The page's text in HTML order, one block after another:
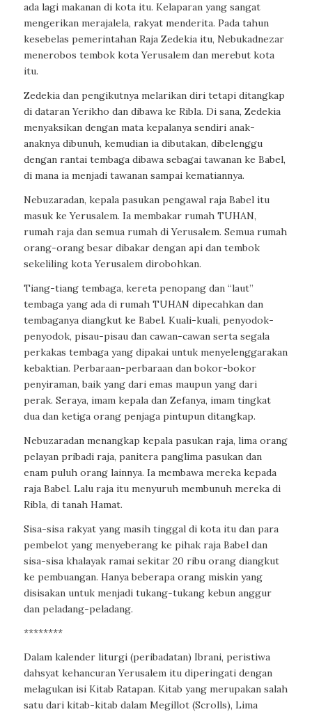
ada lagi makanan di kota itu. Kelaparan yang sangat
mengerikan merajalela, rakyat menderita. Pada tahun
kesebelas pemerintahan Raja Zedekia itu, Nebukadnezar
menerobos tembok kota Yerusalem dan merebut kota
itu.
Zedekia dan pengikutnya melarikan diri tetapi ditangkap
di dataran Yerikho dan dibawa ke Ribla. Di sana, Zedekia
menyaksikan dengan mata kepalanya sendiri anak-
anaknya dibunuh, kemudian ia dibutakan, dibelenggu
dengan rantai tembaga dibawa sebagai tawanan ke Babel,
di mana ia menjadi tawanan sampai kematiannya.
Nebuzaradan, kepala pasukan pengawal raja Babel itu
masuk ke Yerusalem. Ia membakar rumah TUHAN,
rumah raja dan semua rumah di Yerusalem. Semua rumah
orang-orang besar dibakar dengan api dan tembok
sekeliling kota Yerusalem dirobohkan.
Tiang-tiang tembaga, kereta penopang dan “laut”
tembaga yang ada di rumah TUHAN dipecahkan dan
tembaganya diangkut ke Babel. Kuali-kuali, penyodok-
penyodok, pisau-pisau dan cawan-cawan serta segala
perkakas tembaga yang dipakai untuk menyelenggarakan
kebaktian. Perbaraan-perbaraan dan bokor-bokor
penyiraman, baik yang dari emas maupun yang dari
perak. Seraya, imam kepala dan Zefanya, imam tingkat
dua dan ketiga orang penjaga pintupun ditangkap.
Nebuzaradan menangkap kepala pasukan raja, lima orang
pelayan pribadi raja, panitera panglima pasukan dan
enam puluh orang lainnya. Ia membawa mereka kepada
raja Babel. Lalu raja itu menyuruh membunuh mereka di
Ribla, di tanah Hamat.
Sisa-sisa rakyat yang masih tinggal di kota itu dan para
pembelot yang menyeberang ke pihak raja Babel dan
sisa-sisa khalayak ramai sekitar 20 ribu orang diangkut
ke pembuangan. Hanya beberapa orang miskin yang
disisakan untuk menjadi tukang-tukang kebun anggur
dan peladang-peladang.
********
Dalam kalender liturgi (peribadatan) Ibrani, peristiwa
dahsyat kehancuran Yerusalem itu diperingati dengan
melagukan isi Kitab Ratapan. Kitab yang merupakan salah
satu dari kitab-kitab dalam Megillot (Scrolls), Lima